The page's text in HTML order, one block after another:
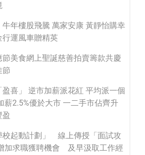
牛年樓股飛騰 萬家安康 黃靜怡購幸
運風車贈精英
節美食網上聖誕慈善拍賣籌款共慶
節
喜」 逆市加薪派花紅 平均派一個
薪2.5%優於大市 一二手市佔齊升
盈
校起動計劃」 線上傳授「面試攻
加求職獲聘機會 及早汲取工作經